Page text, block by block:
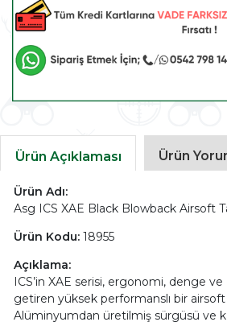
Ürün Açıklaması Ürün
Ürün Adı:
Asg ICS XAE Black Blowback Airsoft
Ürün Kodu:18955
Açıklama:
ICS’in XAE serisi, ergonomi, denge ve
getiren yüksek performanslı bir airsoft
Alüminyumdan üretilmiş sürgüsü ve